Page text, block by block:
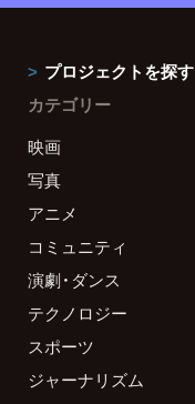
プロジェクトを探す
カテゴリー
映画
写真
アニメ
コミュニティ
演劇・ダンス
テクノロジー
スポーツ
ジャーナリズム